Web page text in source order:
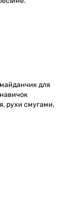
для
рухи смугами,